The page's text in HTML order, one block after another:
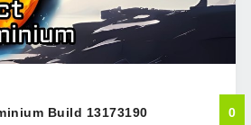
Build 13173190 0